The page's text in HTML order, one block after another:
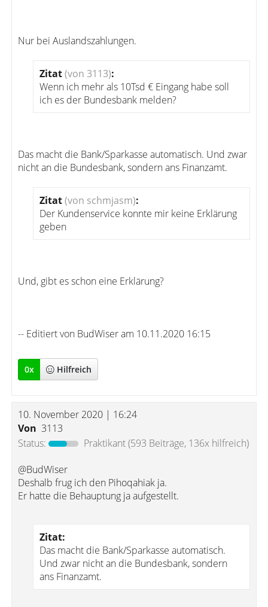
Nur bei Auslandszahlungen.
Zitat(von 3113):
Wenn ich mehr als 10Tsd € Eingang habe soll
ich es der Bundesbank melden?
Das macht die Bank/Sparkasse automatisch. Und zwar
nicht an die Bundesbank, sondern ans Finanzamt.
Zitat(von schmjasm):
Der Kundenservice konnte mir keine Erklärung
geben
Und, gibt es schon eine Erklärung?
-- Editiert von BudWiser am 10.11.2020 16:15
0x Hilfreich
10. November 2020 | 16:24
Von 3113
Status:
Praktikant(593 Beiträge, 136x hilfreich)
@BudWiser
Deshalb frug ich den Pihoqahiak ja.
Er hatte die Behauptung ja aufgestellt.
Zitat:
Das macht die Bank/Sparkasse automatisch.
Und zwar nicht an die Bundesbank, sondern
ans Finanzamt.